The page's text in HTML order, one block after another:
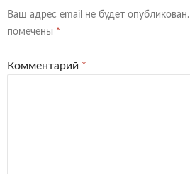
Ваш адрес email не будет опубликован.
помечены *
Комментарий *